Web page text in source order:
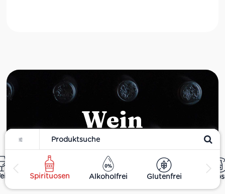
Spirituosen Alkoholfrei Glutenfrei
Wein